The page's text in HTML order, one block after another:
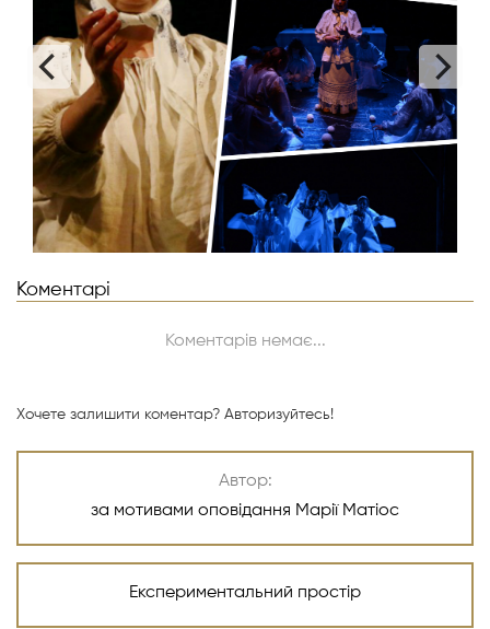
Коментарі
Коментарів немає...
Хочете залишити коментар? Авторизуйтесь!
Автор:
за мотивами оповідання Марії Матіос
Експериментальний простір